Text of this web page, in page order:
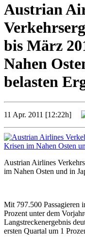
Austrian
bis März
Nahen
belasten
11 Apr. 2011 [12:22h]
Austrian Airlines
im Nahen Osten und in
Mit 797.500 Passagieren
Prozent unter dem
Langstreckenergebnis
ersten Quartal um 1